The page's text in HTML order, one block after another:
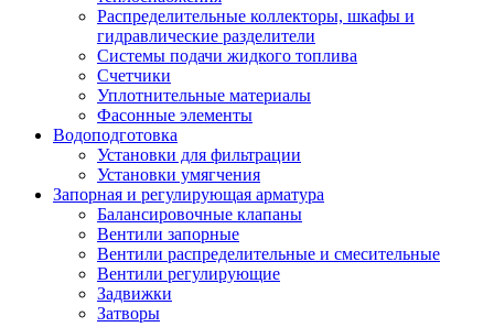
Распределительные коллекторы, шкафы и
гидравлические разделители
Системы подачи жидкого топлива
Счетчики
Уплотнительные материалы
Фасонные элементы
Водоподготовка
Установки для фильтрации
Установки умягчения
Запорная и регулирующая арматура
Балансировочные клапаны
Вентили запорные
Вентили распределительные и смесительные
Вентили регулирующие
Задвижки
Затворы